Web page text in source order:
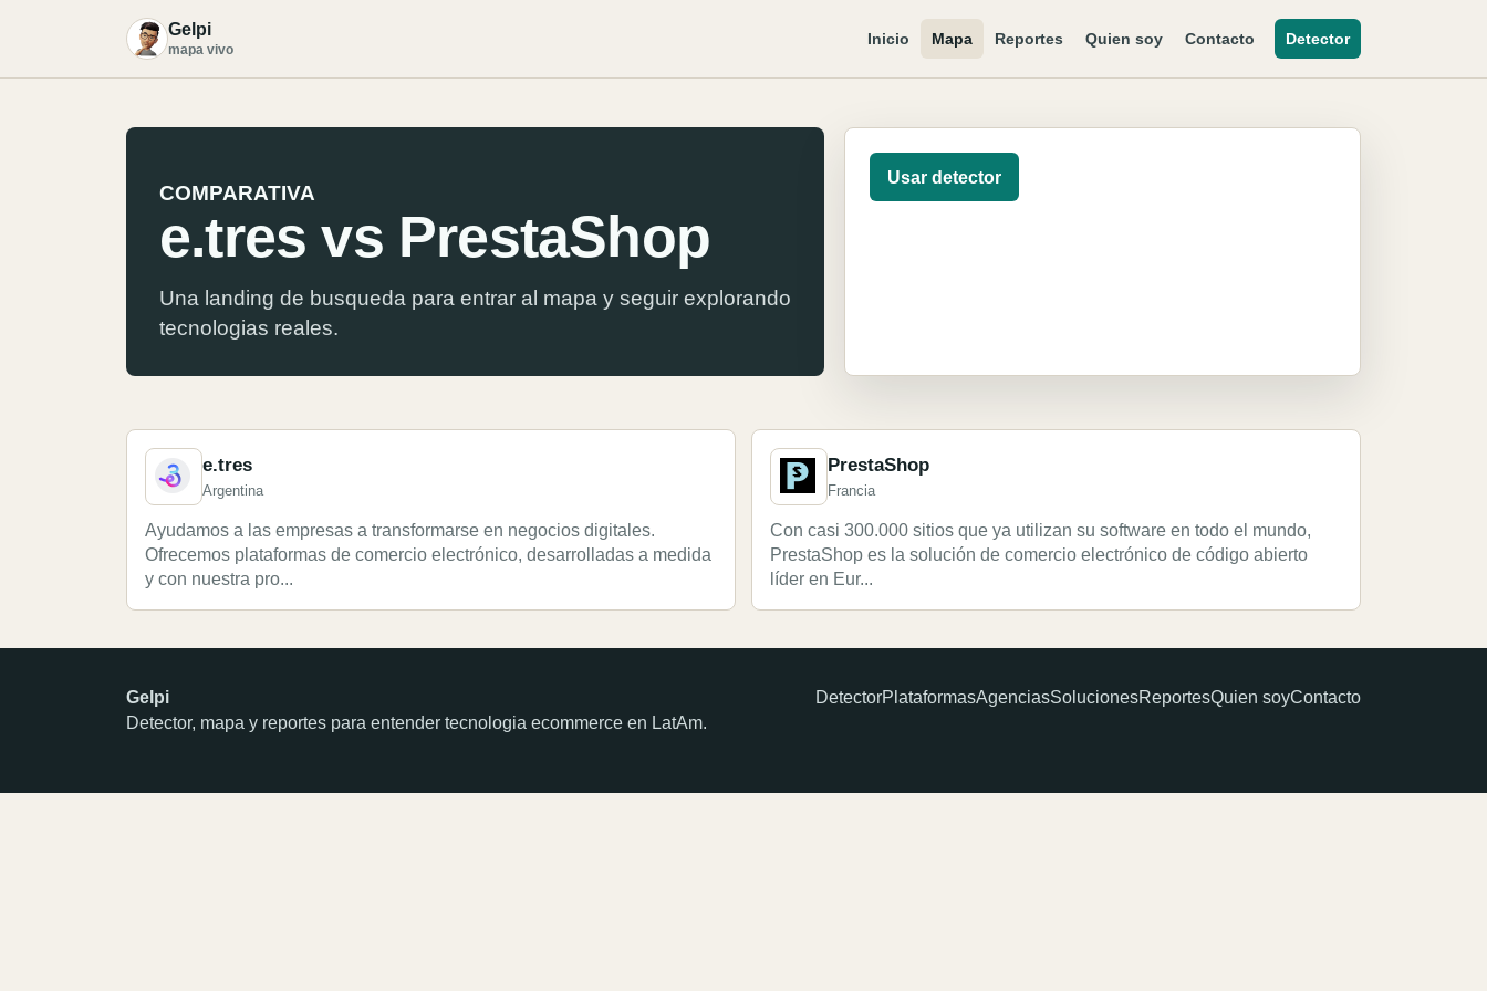
G Gelpi
mapa vivo
Inicio Mapa Reportes Quien soy Contacto Detector
COMPARATIVA
e.tres vs PrestaShop
Una landing de busqueda para entrar al mapa y seguir explorando
tecnologias reales.
Usar detector
e.tres
Argentina
Ayudamos a las empresas a transformarse en negocios digitales.
Ofrecemos plataformas de comercio electrónico, desarrolladas a medida
y con nuestra pro...
PrestaShop
Francia
Con casi 300.000 sitios que ya utilizan su software en todo el mundo,
PrestaShop es la solución de comercio electrónico de código abierto
líder en Eur...
Gelpi
Detector, mapa y reportes para entender tecnologia ecommerce en LatAm.
DetectorPlataformasAgenciasSolucionesReportesQuien soyContacto